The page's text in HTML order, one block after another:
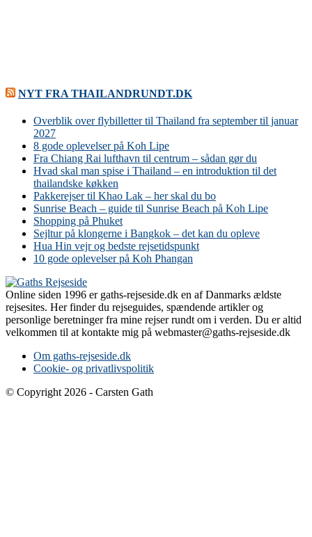
NYT FRA THAILANDRUNDT.DK
Overblik over flybilletter til Thailand fra september til januar
2027
8 gode oplevelser på Koh Lipe
Fra Chiang Rai lufthavn til centrum – sådan gør du
Hvad skal man spise i Thailand – en introduktion til det
thailandske køkken
Pakkerejser til Khao Lak – her skal du bo
Sunrise Beach – guide til Sunrise Beach på Koh Lipe
Shopping på Phuket
Sejltur på klongerne i Bangkok – det kan du opleve
Hua Hin vejr og bedste rejsetidspunkt
10 gode oplevelser på Koh Phangan
Online siden 1996 er gaths-rejseside.dk en af Danmarks ældste
rejsesites. Her finder du rejseguides, spændende artikler og
personlige beretninger fra mine rejser rundt om i verden. Du er altid
velkommen til at kontakte mig på webmaster@gaths-rejseside.dk
Om gaths-rejseside.dk
Cookie- og privatlivspolitik
© Copyright 2026 - Carsten Gath